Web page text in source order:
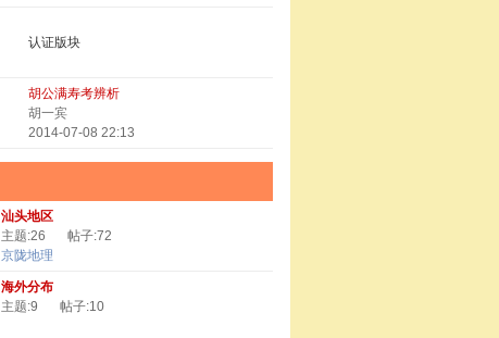
认证版块
胡公满寿考辨析
胡一宾
2014-07-08 22:13
汕头地区
主题:26
帖子:72
京陇地理
海外分布
主题:9
帖子:10